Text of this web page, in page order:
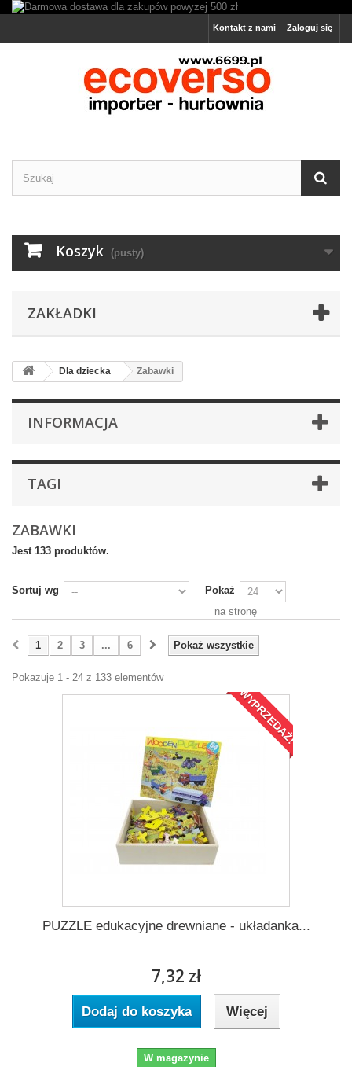
Zaloguj się
Kontakt z nami
Koszyk (pusty)
ZAKŁADKI
Dla dziecka Zabawki
INFORMACJA
TAGI
ZABAWKI
Jest 133 produktów.
Sortuj wg
Pokaż
na stronę
Pokaż wszystkie
1 2 3 ... 6
Pokazuje 1 - 24 z 133 elementów
WYPRZEDAŻ!
PUZZLE edukacyjne drewniane - układanka...
7,32 zł
Dodaj do koszyka Więcej
W magazynie